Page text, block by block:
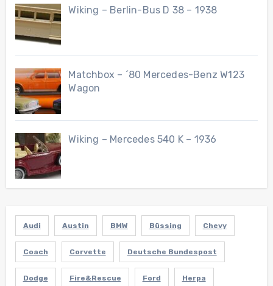
Wiking – Berlin-Bus D 38 – 1938
Matchbox – ´80 Mercedes-Benz W123
Wagon
Wiking – Mercedes 540 K – 1936
Audi Austin BMW Büssing Chevy
Coach Corvette Deutsche Bundespost
Dodge Fire&Rescue Ford Herpa